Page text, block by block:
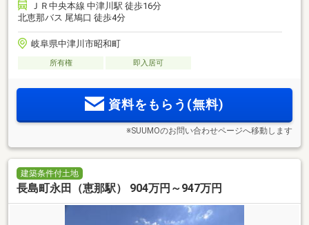
ＪＲ中央本線 中津川駅 徒歩16分
北恵那バス 尾鳩口 徒歩4分
岐阜県中津川市昭和町
所有権 即入居可
資料をもらう(無料)
※SUUMOのお問い合わせページへ移動します
建築条件付土地
長島町永田（恵那駅） 904万円～947万円